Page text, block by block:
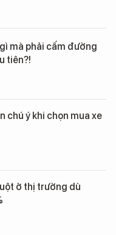
mà phải cấm đường
tiên?!
chú ý khi chọn mua xe
ở thị trường dù